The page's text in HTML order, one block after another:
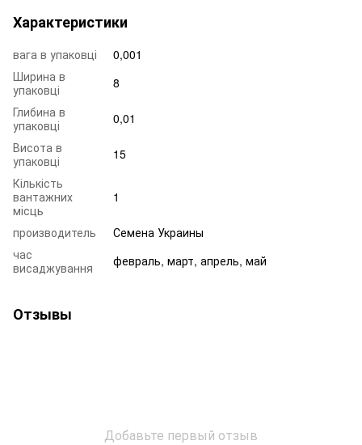
Характеристики
вага в упаковці
0,001
Ширина в
упаковці
8
Глибина в
упаковці
0,01
Висота в
упаковці
15
Кількість
вантажних
місць
1
производитель
Семена Украины
час
висаджування
февраль, март, апрель, май
Отзывы
Добавьте первый отзыв